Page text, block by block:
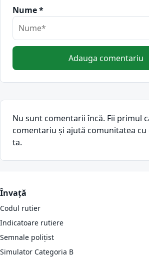
Nume *
Adauga comentariu
Nu sunt comentarii încă. Fii primul
comentariu și ajută comunitatea cu
ta.
Învață
Codul rutier
Indicatoare rutiere
Semnale polițist
Simulator Categoria B